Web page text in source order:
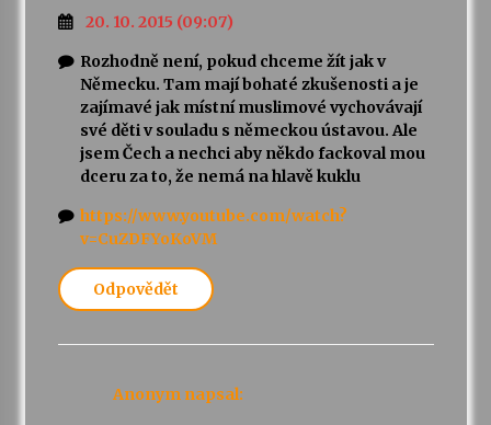
20. 10. 2015 (09:07)
Rozhodně není, pokud chceme žít jak v
Německu. Tam mají bohaté zkušenosti a je
zajímavé jak místní muslimové vychovávají
své děti v souladu s německou ústavou. Ale
jsem Čech a nechci aby někdo fackoval mou
dceru za to, že nemá na hlavě kuklu
https://www.youtube.com/watch?
v=CuZDFYoKoVM
Odpovědět
Anonym napsal: